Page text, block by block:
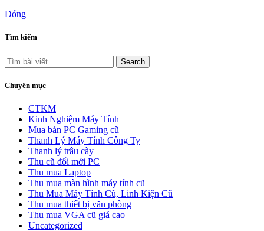
Đóng
Tìm kiếm
Search
Chuyên mục
CTKM
Kinh Nghiệm Máy Tính
Mua bán PC Gaming cũ
Thanh Lý Máy Tính Công Ty
Thanh lý trâu cày
Thu cũ đổi mới PC
Thu mua Laptop
Thu mua màn hình máy tính cũ
Thu Mua Máy Tính Cũ, Linh Kiện Cũ
Thu mua thiết bị văn phòng
Thu mua VGA cũ giá cao
Uncategorized